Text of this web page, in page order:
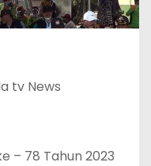
tv News
– 78 Tahun 2023